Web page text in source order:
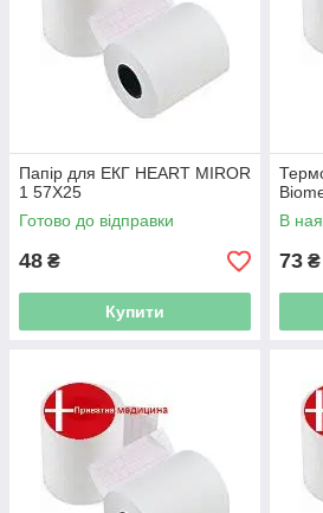
Папір для ЕКГ HEART MIROR
1 57Х25
Готово до відправки
48 ₴
Купити
В
73 ₴